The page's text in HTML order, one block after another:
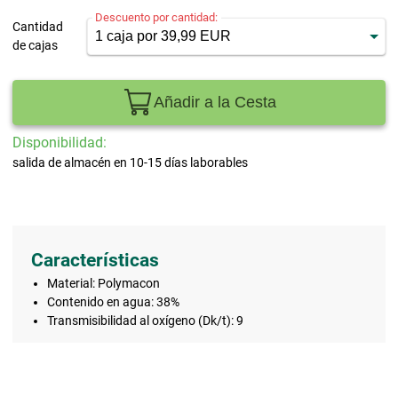
Cantidad
de cajas
Descuento por cantidad:
Añadir a la Cesta
Disponibilidad:
salida de almacén en 10-15 días laborables
Características
Material: Polymacon
Contenido en agua: 38%
Transmisibilidad al oxígeno (Dk/t): 9